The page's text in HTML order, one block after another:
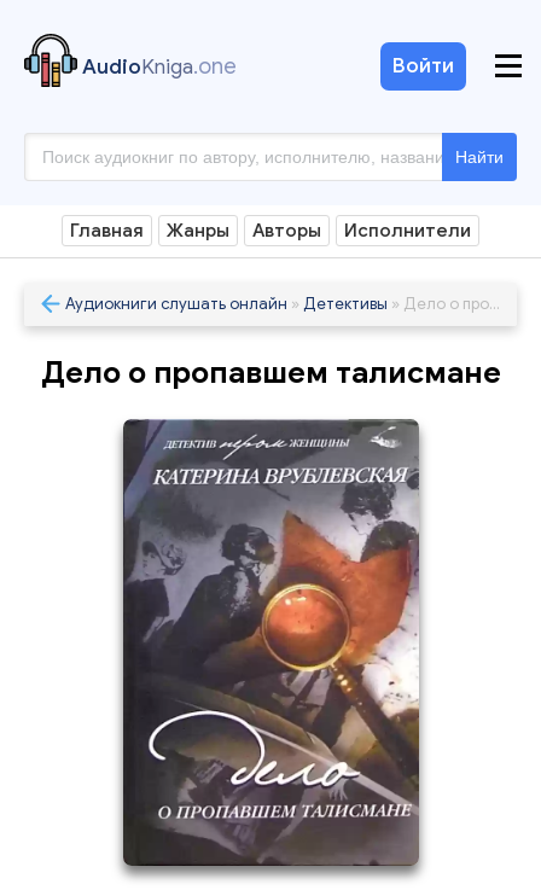
AudioKniga.one
Найти
Войти
Главная Жанры Авторы Исполнители
Аудиокниги слушать онлайн » Детективы » Дело о пропавшем талисмане
Дело о пропавшем талисмане